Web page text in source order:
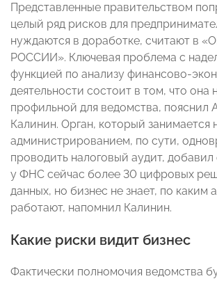
Представленные правительством
целый ряд рисков для
нуждаются в доработке, считают в
РОССИИ». Ключевая проблема с
функцией по анализу финансово-
деятельности состоит в том, что она
профильной для ведомства, пояснил
Калинин. Орган, который занимается
администрированием, по сути,
проводить налоговый аудит, добавил
у ФНС сейчас более 30 цифровых
данных, но бизнес не знает, по каким
работают, напомнил Калинин.
Какие риски видит бизнес
Фактически полномочия ведомства